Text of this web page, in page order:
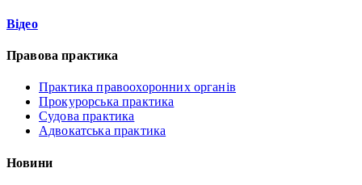
Відео
Правова практика
Практика правоохоронних органів
Прокурорська практика
Судова практика
Адвокатська практика
Новини